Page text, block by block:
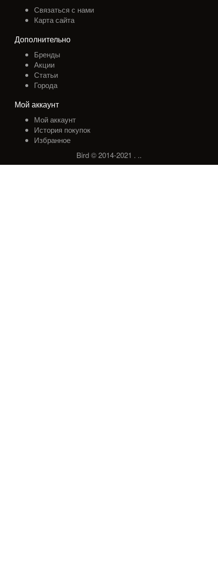
Связаться с нами
Карта сайта
Дополнительно
Бренды
Акции
Статьи
Города
Мой аккаунт
Мой аккаунт
История покупок
Избранное
Bird © 2014-2021 . ..